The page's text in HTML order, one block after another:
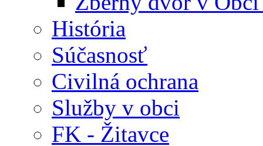
História
Súčasnosť
Civilná ochrana
Služby v obci
FK - Žitavce